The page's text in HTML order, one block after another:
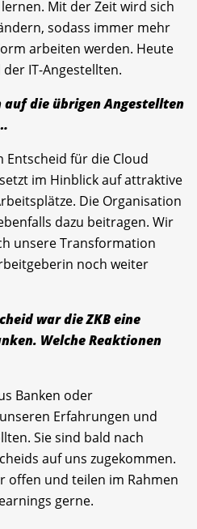
Mit der Zeit wird sich
sodass immer mehr
arbeiten werden. Heute
IT-Angestellten.
auf die übrigen Angestellten
Entscheid für die Cloud
im Hinblick auf attraktive
Die Organisation
dazu beitragen. Wir
unsere Transformation
noch weiter
war die ZKB eine
Welche Reaktionen
Banken oder
Erfahrungen und
Sie sind bald nach
auf uns zugekommen.
offen und teilen im Rahmen
gerne.